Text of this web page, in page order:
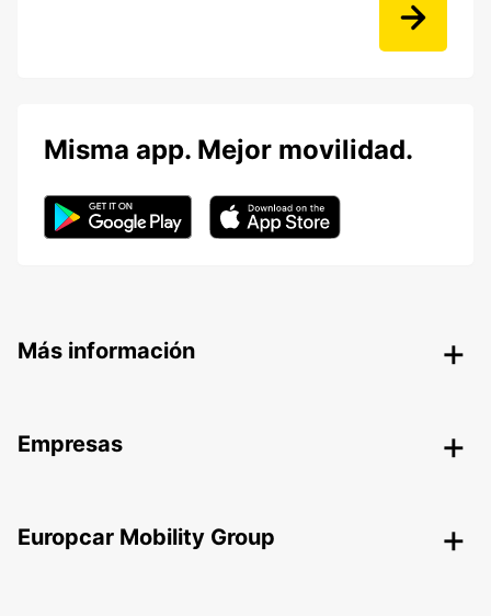
Misma app. Mejor movilidad.
Más información
Empresas
Europcar Mobility Group